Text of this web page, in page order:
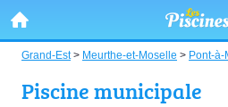
Grand-Est> Meurthe-et-Moselle > Pont-à-
Piscine municipale